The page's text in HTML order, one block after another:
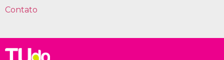
Contato